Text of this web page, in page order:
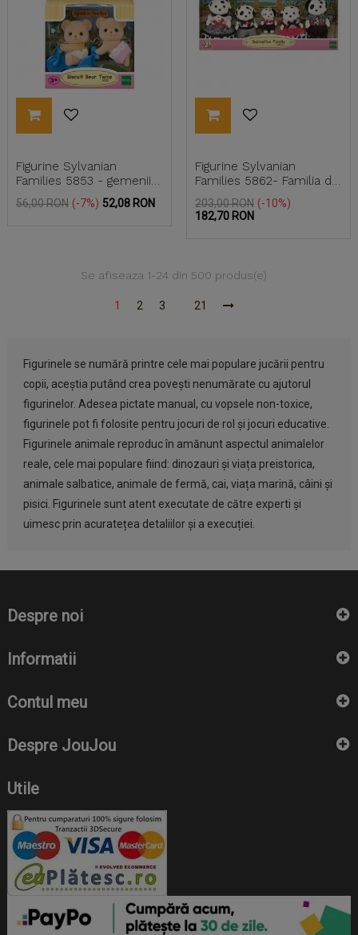
Figurine Sylvanian
Families 5853 - gemenii
ursuleți Biscuit
Pret
56,00 RON -7% Pret
52,08 RON
Figurine Sylvanian
Families 5862- Familia de
căței Dalmațieni
Pret
de
203,00 RON -10%
182,70 RON
Se afiseaza 1-24 din 500 produs(e)
1 2 3 21
Figurinele se numără printre cele mai populare jucării pentru
copii, aceștia putând crea povești nenumărate cu ajutorul
figurinelor. Adesea pictate manual, cu vopsele non-toxice,
figurinele pot fi folosite pentru jocuri de rol și jocuri educative.
Figurinele animale reproduc în amănunt aspectul animalelor
reale, cele mai populare fiind: dinozauri și viața preistorica,
animale salbatice, animale de fermă, cai, viața marină, câini și
pisici. Figurinele sunt atent executate de către experti și
uimesc prin acuratețea detaliilor și a execuției.
Despre noi
Informatii
Contul meu
Despre JouJou
Utile